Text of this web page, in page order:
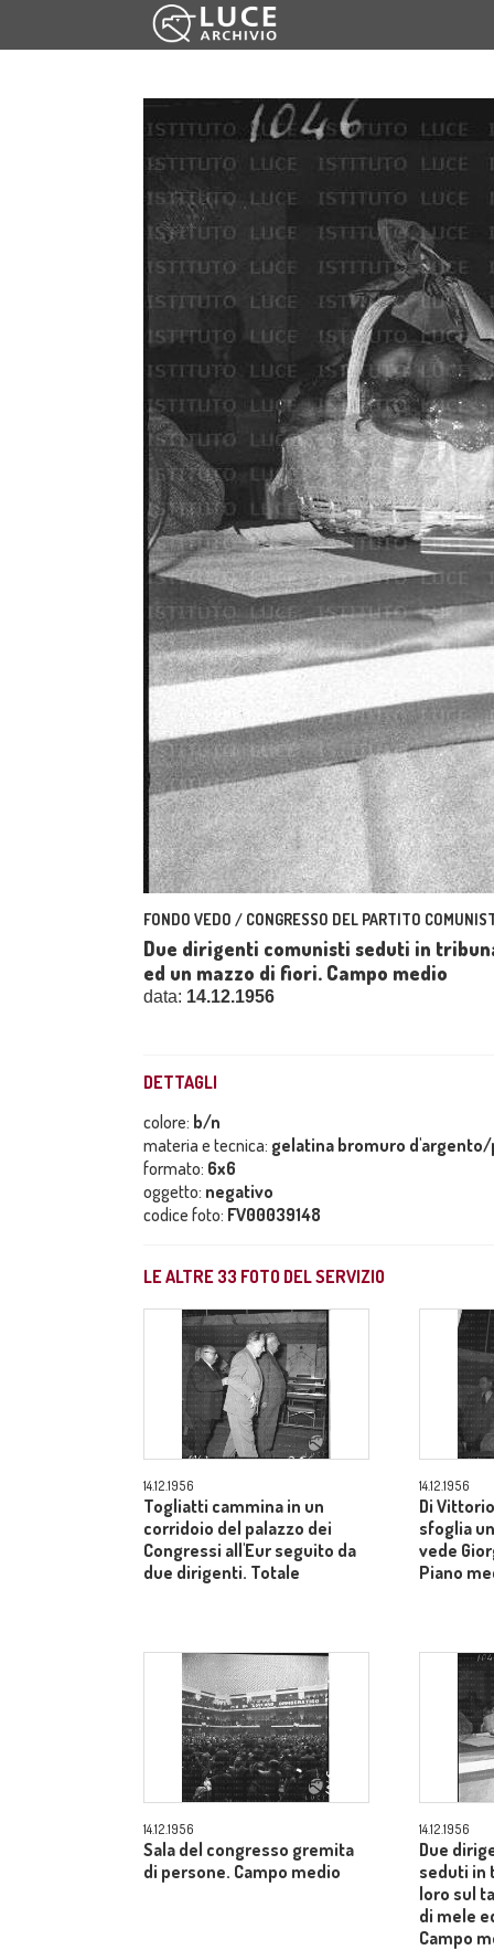
FONDO VEDO / CONGRESSO DEL PARTITO
Due dirigenti comunisti seduti in
ed un mazzo di fiori. Campo medio
data: 14.12.1956
DETTAGLI
colore: b/n
materia e tecnica: gelatina bromuro
formato: 6x6
oggetto: negativo
codice foto: FV00039148
LE ALTRE 33 FOTO DEL SERVIZIO
14.12.1956
Togliatti cammina in un
corridoio del palazzo dei
Congressi all'Eur seguito da
due dirigenti. Totale
14.12.1956
Di
sfoglia
vede
Piano
14.12.1956
Sala del congresso gremita
di persone. Campo medio
14.12.1956
Due
seduti in
loro sul
di mele
Campo